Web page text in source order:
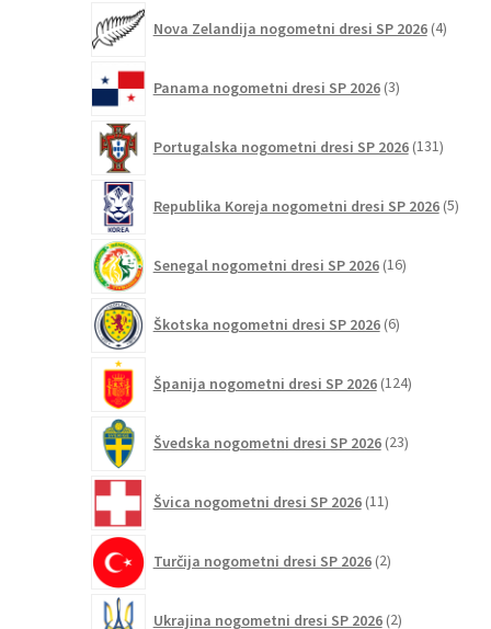
Nova Zelandija nogometni dresi SP 2026 4izdelki
Panama nogometni dresi SP 2026 3izdelki
Portugalska nogometni dresi SP 2026 131
Republika Koreja nogometni dresi SP 2026 5
Senegal nogometni dresi SP 2026 16izdelkov
Škotska nogometni dresi SP 2026 6izdelkov
Španija nogometni dresi SP 2026 124izdelkov
Švedska nogometni dresi SP 2026 23izdelkov
Švica nogometni dresi SP 2026 11izdelkov
Turčija nogometni dresi SP 2026 2izdelka
Ukrajina nogometni dresi SP 2026 2